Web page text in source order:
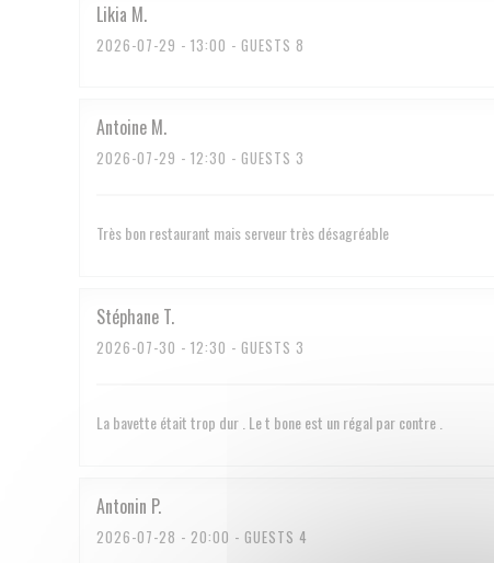
Likia M
2026-07-29 - 13:00 - GUESTS 8
Antoine M
2026-07-29 - 12:30 - GUESTS 3
Très bon restaurant mais serveur très désagréable
Stéphane T
2026-07-30 - 12:30 - GUESTS 3
La bavette était trop dur . Le t bone est un régal par contre .
Antonin P
2026-07-28 - 20:00 - GUESTS 4